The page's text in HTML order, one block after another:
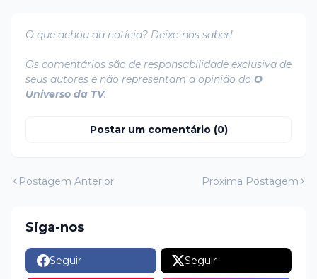
O que achou da notícia? Deixe-nos saber!
Os comentários são de responsabilidade exclusiva de
seus autores e não representam a opinião do O
Universo da TV.
Postar um comentário (0)
Postagem Anterior Próxima Postagem
Siga-nos
Seguir Seguir